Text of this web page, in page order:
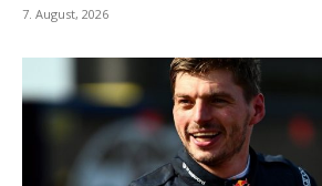
7. August, 2026